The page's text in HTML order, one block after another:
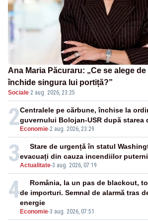
Ana Maria Păcuraru: „Ce se alege
închide singura lui portiță?”
Sociale·2 aug. 2026, 23:25
2 Economie-2 aug. 2026, 23:29
Centralele pe cărbune, închise la
guvernului Bolojan-USR după starea
3Actualitate-3 aug. 2026, 07:19
Stare de urgență în statul
evacuați din cauza incendiilor
4
Economie-3 aug. 2026, 07:51
România, la un pas de blackout,
de importuri. Semnal de alarmă tras
energie